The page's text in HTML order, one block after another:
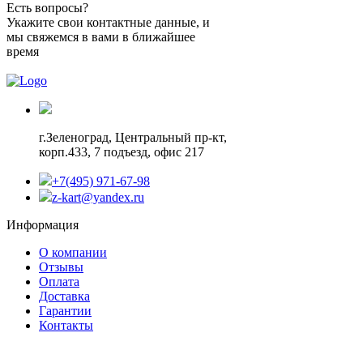
Есть вопросы?
Укажите свои контактные данные, и
мы свяжемся в вами в ближайшее
время
г.Зеленоград, Центральный пр-кт,
корп.433, 7 подъезд, офис 217
+7(495) 971-67-98
z-kart@yandex.ru
Информация
О компании
Отзывы
Оплата
Доставка
Гарантии
Контакты